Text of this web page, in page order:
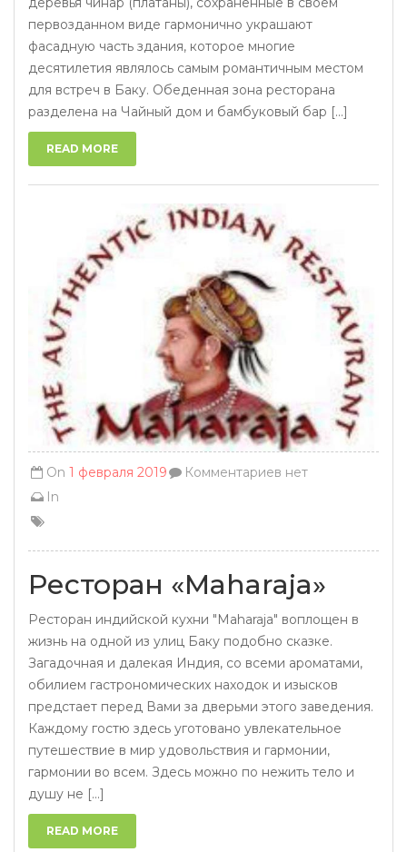
первозданном виде гармонично украшают
фасадную часть здания, которое многие
десятилетия являлось самым романтичным местом
для встреч в Баку. Обеденная зона ресторана
разделена на Чайный дом и бамбуковый бар [...]
READ MORE
On 1 февраля 2019
In
Комментариев нет
Ресторан «Maharaja»
Ресторан индийской кухни "Maharaja" воплощен в
жизнь на одной из улиц Баку подобно сказке.
Загадочная и далекая Индия, со всеми ароматами,
обилием гастрономических находок и изысков
предстает перед Вами за дверьми этого заведения.
Каждому гостю здесь уготовано увлекательное
путешествие в мир удовольствия и гармонии,
гармонии во всем. Здесь можно по нежить тело и
душу не [...]
READ MORE